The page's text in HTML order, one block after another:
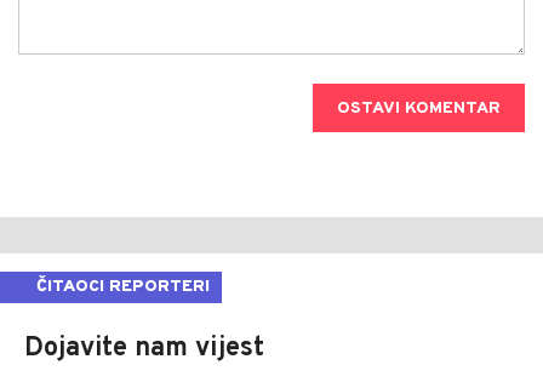
OSTAVI KOMENTAR
ČITAOCI REPORTERI
Dojavite nam vijest